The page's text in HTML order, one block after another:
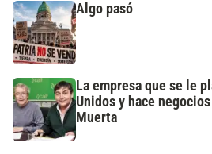
Algo pasó
La empresa que se le
Unidos y hace
Muerta